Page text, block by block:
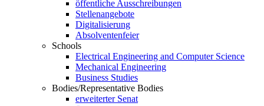
öffentliche Ausschreibungen
Stellenangebote
Digitalisierung
Absolventenfeier
Schools
Electrical Engineering and Computer Science
Mechanical Engineering
Business Studies
Bodies/Representative Bodies
erweiterter Senat